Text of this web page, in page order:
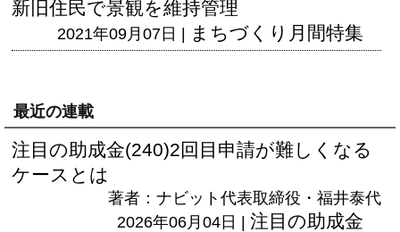
新旧住民で景観を維持管理
2021年09月07日 | まちづくり月間特集
最近の連載
注目の助成金(240)2回目申請が難しくなる
ケースとは
著者：ナビット代表取締役・福井泰代
2026年06月04日 | 注目の助成金